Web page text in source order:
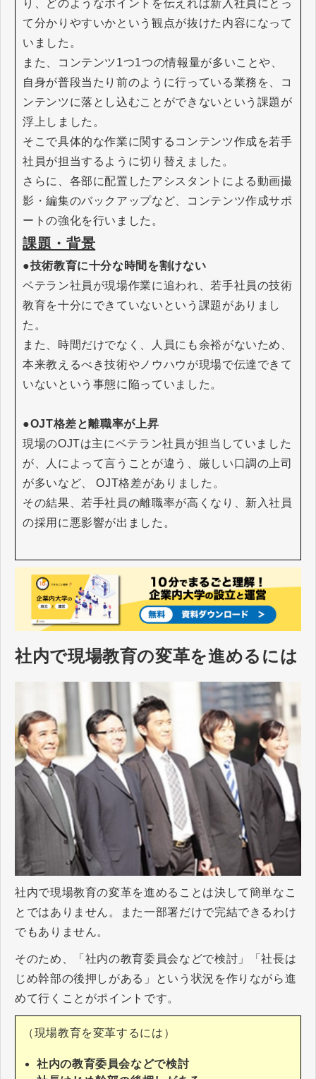
り、どのようなポイントを伝えれば新入社員にとっ
て分かりやすいかという観点が抜けた内容になって
いました。
また、コンテンツ1つ1つの情報量が多いことや、
自身が普段当たり前のように行っている業務を、コ
ンテンツに落とし込むことができないという課題が
浮上しました。
そこで具体的な作業に関するコンテンツ作成を若手
社員が担当するように切り替えました。
さらに、各部に配置したアシスタントによる動画撮
影・編集のバックアップなど、コンテンツ作成サポ
ートの強化を行いました。
課題・背景
●技術教育に十分な時間を割けない
ベテラン社員が現場作業に追われ、若手社員の技術
教育を十分にできていないという課題がありまし
た。
また、時間だけでなく、人員にも余裕がないため、
本来教えるべき技術やノウハウが現場で伝達できて
いないという事態に陥っていました。
●OJT格差と離職率が上昇
現場のOJTは主にベテラン社員が担当していました
が、人によって言うことが違う、厳しい口調の上司
が多いなど、 OJT格差がありました。
その結果、若手社員の離職率が高くなり、新入社員
の採用に悪影響が出ました。
社内で現場教育の変革を進めるには
社内で現場教育の変革を進めることは決して簡単なこ
とではありません。また一部署だけで完結できるわけ
でもありません。
そのため、「社内の教育委員会などで検討」「社長は
じめ幹部の後押しがある」という状況を作りながら進
めて行くことがポイントです。
（現場教育を変革するには）
社内の教育委員会などで検討